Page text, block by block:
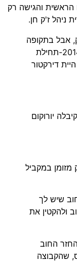
הראשית והגישה רק
ניהל ז'ק חן.
אבל בתקופה
הרלוונטית של מיזוג בזק יס – סוף 2014-תחילת
היית דירקטור
יורוקום
במקביל
שיש לך
ולהקטין את
החוב
שהקבוצה